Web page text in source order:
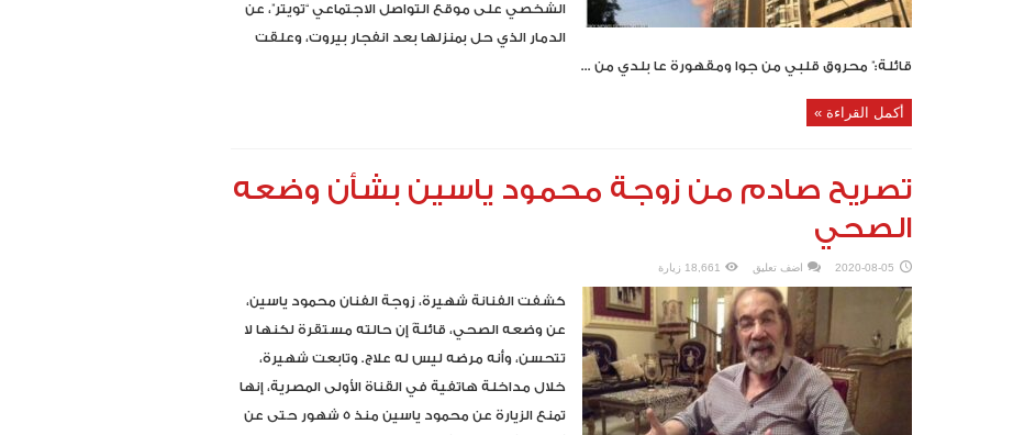
الشخصي على موقع التواصل الاجتماعي “تويتر”، عن
الدمار الذي حل بمنزلها بعد انفجار بيروت، وعلقت
قائلة:” محروق قلبي من جوا ومقهورة عا بلدي من ...
أكمل القراءة »
تصريح صادم من زوجة محمود ياسين بشأن وضعه
الصحي
2020-08-05 اضف تعليق 18,661 زيارة
كشفت الفنانة شهيرة، زوجة الفنان محمود ياسين،
عن وضعه الصحي، قائلةً إن حالته مستقرة لكنها لا
تتحسن، وأنه مرضه ليس له علاج. وتابعت شهيرة،
خلال مداخلة هاتفية في القناة الأولى المصرية، إنها
تمنع الزيارة عن محمود ياسين منذ 5 شهور حتى عن